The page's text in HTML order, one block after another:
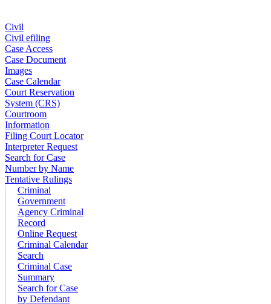
Civil
Civil efiling
Case Access
Case Document
Images
Case Calendar
Court Reservation
System (CRS)
Courtroom
Information
Filing Court Locator
Interpreter Request
Search for Case
Number by Name
Tentative Rulings
Criminal
Government
Agency Criminal
Record
Online Request
Criminal Calendar
Search
Criminal Case
Summary
Search for Case
by Defendant